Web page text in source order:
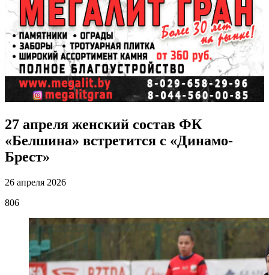
27 апреля женский состав ФК
«Белшина» встретится с «Динамо-
Брест»
26 апреля 2026
806